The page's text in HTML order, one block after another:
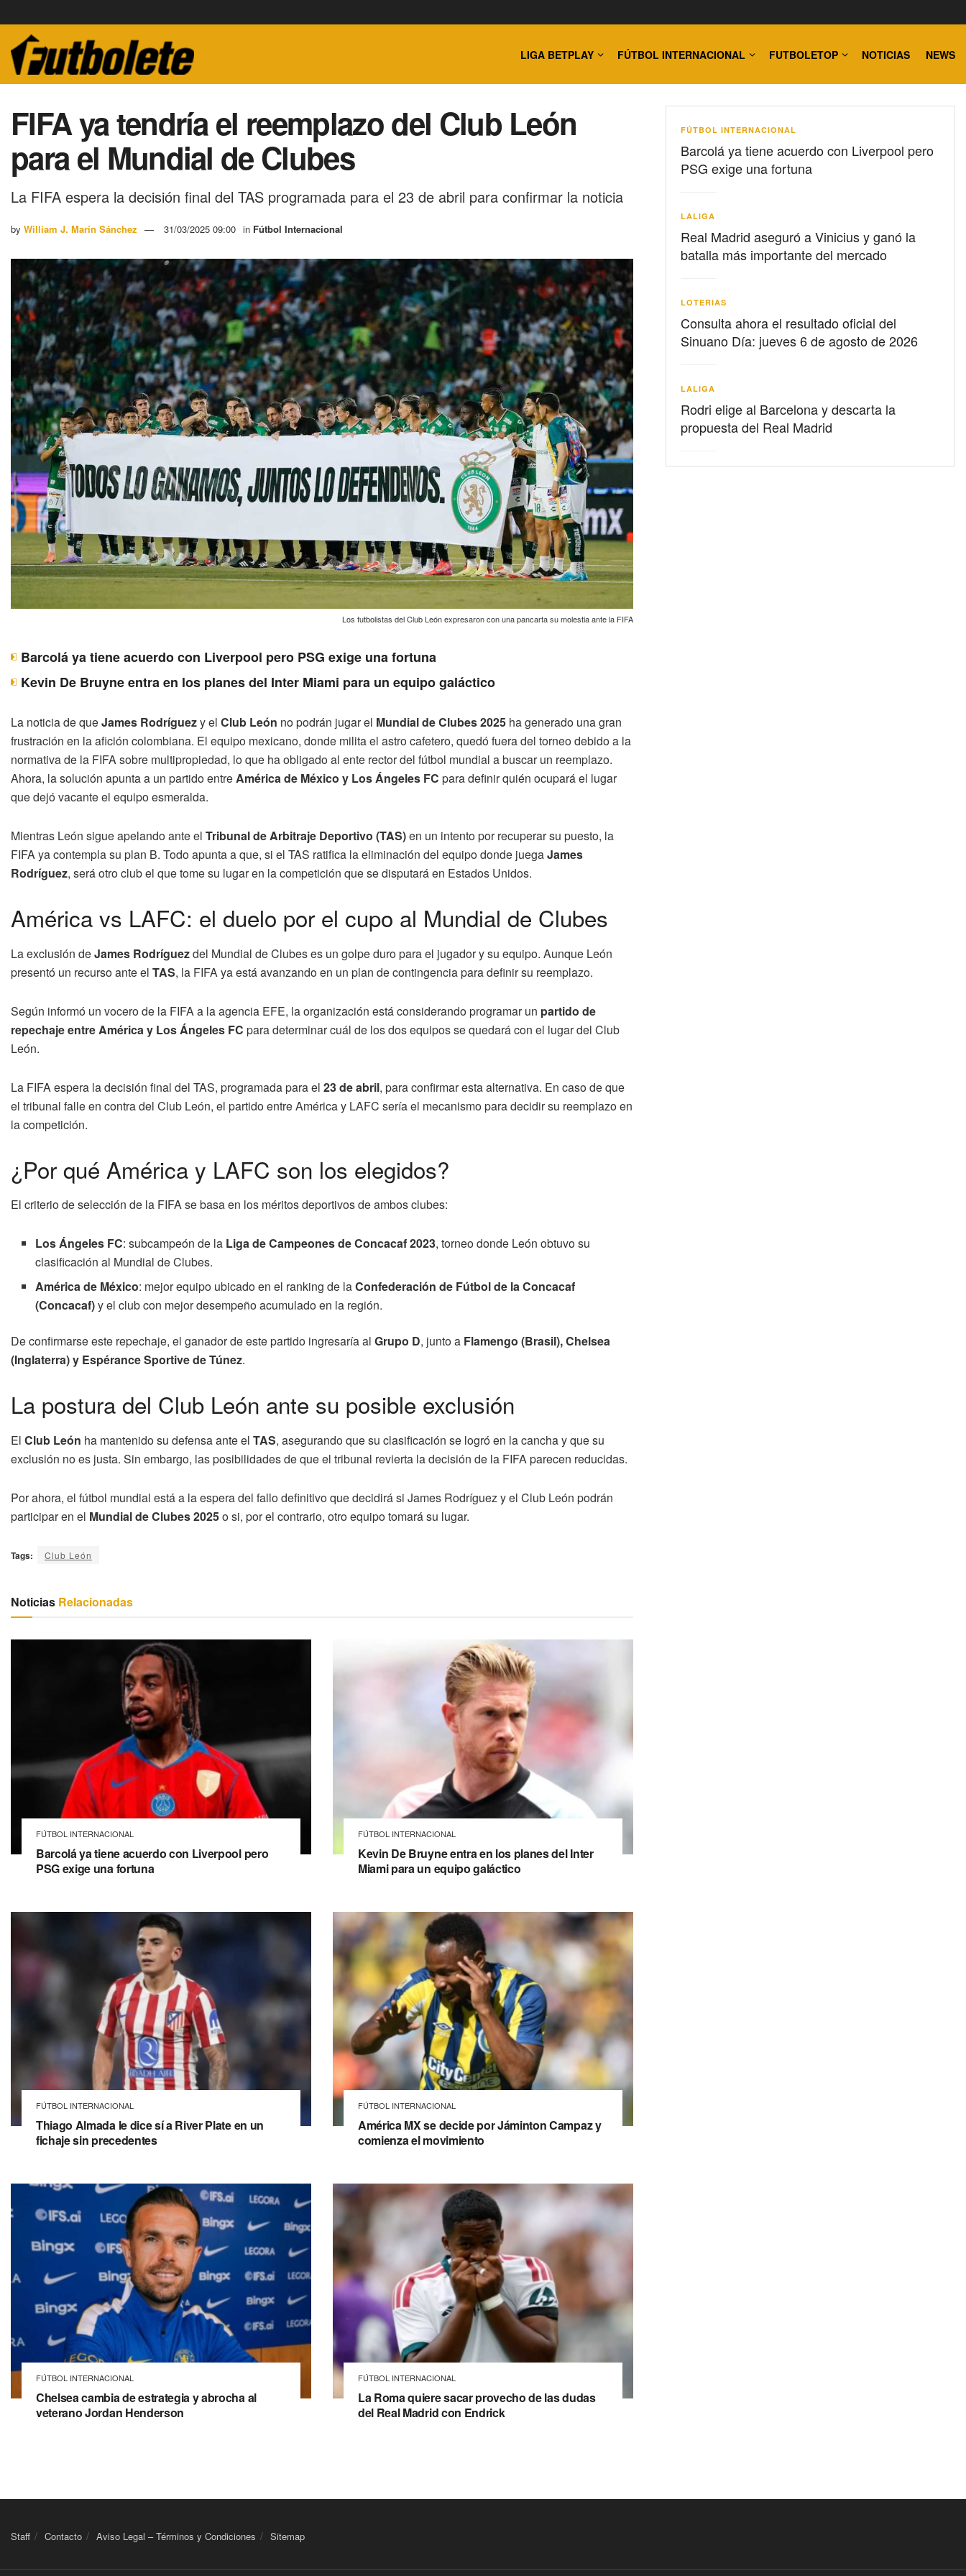
LIGA BETPLAY FÚTBOL INTERNACIONAL FUTBOLETOP NOTICIAS NEWS
FIFA ya tendría el reemplazo del Club León
para el Mundial de Clubes
La FIFA espera la decisión final del TAS programada para el 23 de abril para confirmar la noticia
by William J. Marín Sánchez 31/03/2025 09:00 in Fútbol Internacional
Los futbolistas del Club León expresaron con una pancarta su molestia ante la FIFA
Barcolá ya tiene acuerdo con Liverpool pero PSG exige una fortuna
Kevin De Bruyne entra en los planes del Inter Miami para un equipo galáctico
La noticia de queJames Rodríguezy el Club León no podrán jugar el Mundial de Clubes 2025 ha generado una gran
frustración en la afición colombiana. El equipo mexicano, donde milita el astro cafetero, quedó fuera del torneo debido a la
normativa de la FIFA sobre multipropiedad, lo que ha obligado al ente rector del fútbol mundial a buscar un reemplazo.
Ahora, la solución apunta a un partido entreAmérica de México y Los Ángeles FC para definir quién ocupará el lugar
que dejó vacante el equipo esmeralda.
Mientras León sigue apelando ante el Tribunal de Arbitraje Deportivo (TAS)en un intento por recuperar su puesto, la
FIFA ya contempla su plan B. Todo apunta a que, si el TAS ratifica la eliminación del equipo donde juegaJames
Rodríguez, será otro club el que tome su lugar en la competición que se disputará en Estados Unidos.
América vs LAFC: el duelo por el cupo al Mundial de Clubes
La exclusión deJames Rodríguezdel Mundial de Clubes es un golpe duro para el jugador y su equipo. Aunque León
presentó un recurso ante el TAS, la FIFA ya está avanzando en un plan de contingencia para definir su reemplazo.
Según informó un vocero de la FIFA a la agencia EFE, la organización está considerando programar un partido de
repechaje entre América y Los Ángeles FC para determinar cuál de los dos equipos se quedará con el lugar del Club
León.
La FIFA espera la decisión final del TAS, programada para el 23 de abril, para confirmar esta alternativa. En caso de que
el tribunal falle en contra del Club León, el partido entre América y LAFC sería el mecanismo para decidir su reemplazo en
la competición.
¿Por qué América y LAFC son los elegidos?
El criterio de selección de la FIFA se basa en los méritos deportivos de ambos clubes:
Los Ángeles FC: subcampeón de la Liga de Campeones de Concacaf 2023, torneo donde León obtuvo su
clasificación al Mundial de Clubes.
América de México: mejor equipo ubicado en el ranking de laConfederación de Fútbol de la Concacaf
(Concacaf)y el club con mejor desempeño acumulado en la región.
De confirmarse este repechaje, el ganador de este partido ingresaría al Grupo D, junto a Flamengo (Brasil), Chelsea
(Inglaterra) y Espérance Sportive de Túnez.
La postura del Club León ante su posible exclusión
El Club León ha mantenido su defensa ante el TAS, asegurando que su clasificación se logró en la cancha y que su
exclusión no es justa. Sin embargo, las posibilidades de que el tribunal revierta la decisión de la FIFA parecen reducidas.
Por ahora, el fútbol mundial está a la espera del fallo definitivo que decidirá si James Rodríguez y el Club León podrán
participar en el Mundial de Clubes 2025o si, por el contrario, otro equipo tomará su lugar.
Tags: Club León
Noticias Relacionadas
FÚTBOL INTERNACIONAL
Barcolá ya tiene acuerdo con Liverpool pero
PSG exige una fortuna
FÚTBOL INTERNACIONAL
Kevin De Bruyne entra en los planes del Inter
Miami para un equipo galáctico
FÚTBOL INTERNACIONAL
Thiago Almada le dice sí a River Plate en un
fichaje sin precedentes
FÚTBOL INTERNACIONAL
América MX se decide por Jáminton Campaz y
comienza el movimiento
FÚTBOL INTERNACIONAL
Chelsea cambia de estrategia y abrocha al
veterano Jordan Henderson
FÚTBOL INTERNACIONAL
La Roma quiere sacar provecho de las dudas
del Real Madrid con Endrick
FÚTBOL INTERNACIONAL
Barcolá ya tiene acuerdo con Liverpool pero
PSG exige una fortuna
LALIGA
Real Madrid aseguró a Vinicius y ganó la
batalla más importante del mercado
LOTERIAS
Consulta ahora el resultado oficial del
Sinuano Día: jueves 6 de agosto de 2026
LALIGA
Rodri elige al Barcelona y descarta la
propuesta del Real Madrid
Staff Contacto Aviso Legal – Términos y Condiciones Sitemap